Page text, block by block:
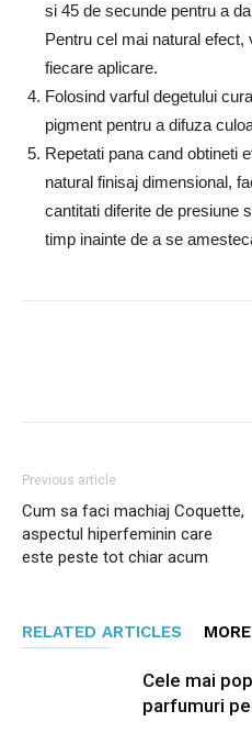
si 45 de secunde pentru a
Pentru cel mai natural
fiecare aplicare.
Folosind varful degetului
pigment pentru a difuza
Repetati pana cand obtineti
natural finisaj dimensional,
cantitati diferite de presiune
timp inainte de a se
Previous article
Cum sa faci machiaj Coquette,
aspectul hiperfeminin care
este peste tot chiar acum
RELATED ARTICLES
Cele mai
parfumuri